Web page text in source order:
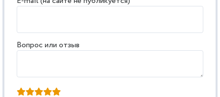
Вопрос или отзыв